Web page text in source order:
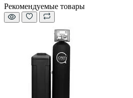
Рекомендуемые товары